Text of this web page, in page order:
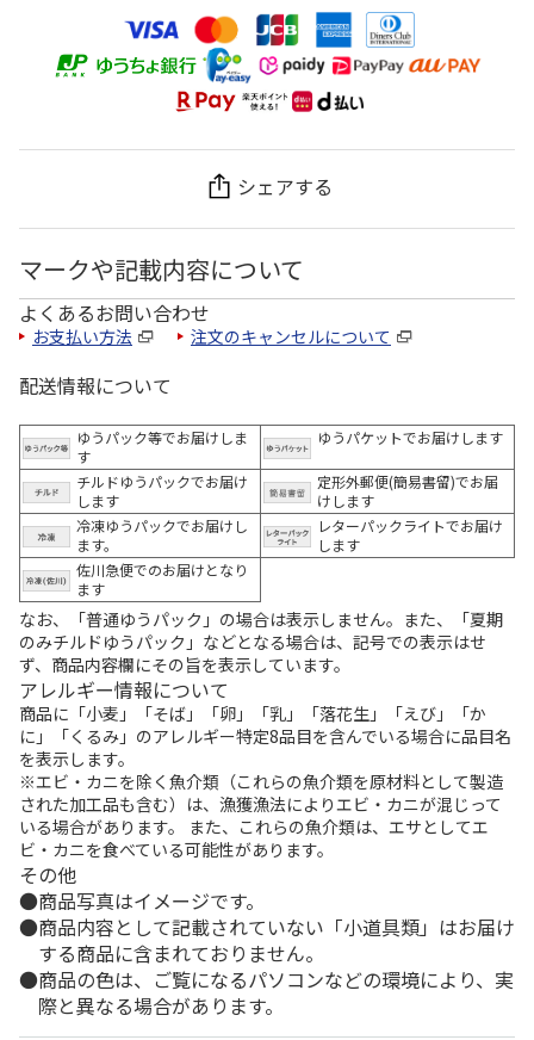
シェアする
マークや記載内容について
よくあるお問い合わせ
お支払い方法 注文のキャンセルについて
配送情報について
ゆうパック等でお届けしま
す
ゆうパケットでお届けします
チルドゆうパックでお届け
します
定形外郵便(簡易書留)でお届
けします
冷凍ゆうパックでお届けし
ます。
レターパックライトでお届け
します
佐川急便でのお届けとなり
ます
なお、「普通ゆうパック」の場合は表示しません。また、「夏期
のみチルドゆうパック」などとなる場合は、記号での表示はせ
ず、商品内容欄にその旨を表示しています。
アレルギー情報について
商品に「小麦」「そば」「卵」「乳」「落花生」「えび」「か
に」「くるみ」のアレルギー特定8品目を含んでいる場合に品目名
を表示します。
※エビ・カニを除く魚介類（これらの魚介類を原材料として製造
された加工品も含む）は、漁獲漁法によりエビ・カニが混じって
いる場合があります。 また、これらの魚介類は、エサとしてエ
ビ・カニを食べている可能性があります。
その他
商品写真はイメージです。
商品内容として記載されていない「小道具類」はお届け
する商品に含まれておりません。
商品の色は、ご覧になるパソコンなどの環境により、実
際と異なる場合があります。